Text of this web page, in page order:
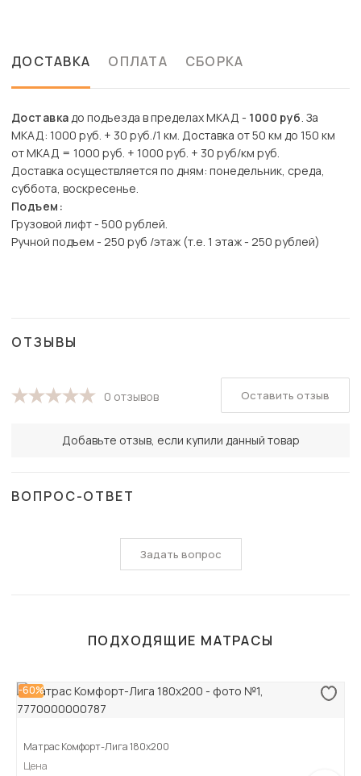
ДОСТАВКА ОПЛАТА СБОРКА
Доставкадо подъезда в пределах МКАД - 1000 руб. За
МКАД: 1000 руб. + 30 руб./1 км. Доставка от 50 км до 150 км
от МКАД = 1000 руб. + 1000 руб. + 30 руб/км руб.
Доставка осуществляется по дням: понедельник, среда,
суббота, воскресенье.
Подъем:
Грузовой лифт - 500 рублей.
Ручной подъем - 250 руб /этаж (т.е. 1 этаж - 250 рублей)
ОТЗЫВЫ
0 отзывов
Добавьте отзыв, если купили данный товар
Оставить отзыв
ВОПРОС-ОТВЕТ
Задать вопрос
ПОДХОДЯЩИЕ МАТРАСЫ
-60%
Матрас Комфорт-Лига 180х200
Цена